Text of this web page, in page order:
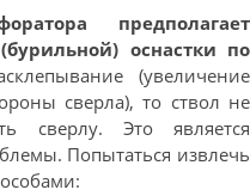
предполагает
оснастки по
(увеличение
сверла), то ствол не
сверлу. Это является
Попытаться извлечь